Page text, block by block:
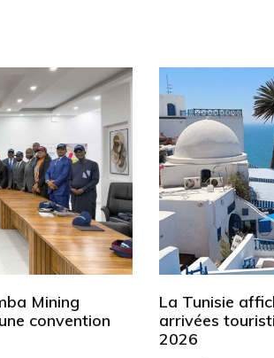
Mining
convention
La Tunisie
arrivées
2026